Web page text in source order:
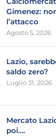
Gimenez:
l’attacco
Agosto 5, 2026
Lazio,
saldo zero?
Luglio 31, 2026
Mercato
poi….